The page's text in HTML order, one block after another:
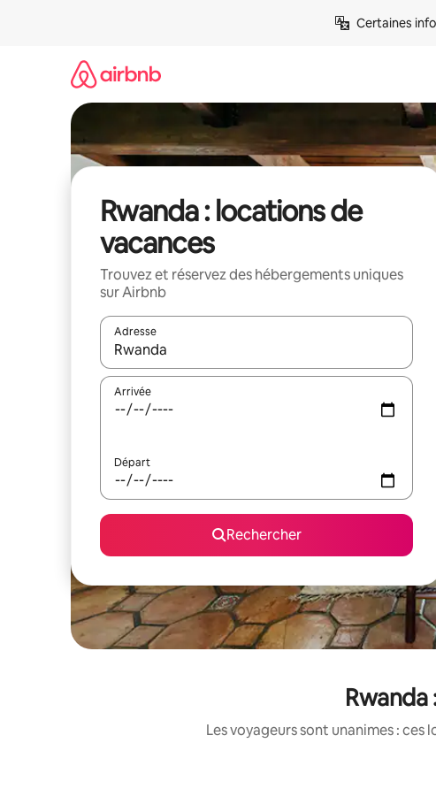
Certaines
Rwanda : locations de
vacances
Trouvez et réservez des hébergements uniques
sur Airbnb
Adresse
Lorsque les résultats s'affichent, utilisez les flèches
Arrivée
Départ
Rechercher
Les voyageurs sont unanimes :